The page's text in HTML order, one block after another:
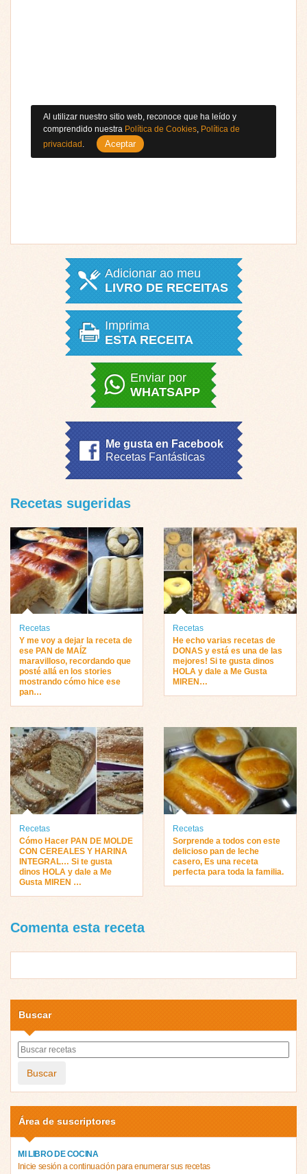
Adicionar ao meu
LIVRO DE RECEITAS
Imprima
ESTA RECEITA
Enviar por
WHATSAPP
Me gusta en Facebook
Recetas Fantásticas
Recetas sugeridas
Recetas
Y me voy a dejar la receta de
ese PAN de MAÍZ
maravilloso, recordando que
posté allá en los stories
mostrando cómo hice ese
pan…
Recetas
He echo varias recetas de
DONAS y está es una de las
mejores! Si te gusta dinos
HOLA y dale a Me Gusta
MIREN…
Recetas
Cómo Hacer PAN DE MOLDE
CON CEREALES Y HARINA
INTEGRAL… Si te gusta
dinos HOLA y dale a Me
Gusta MIREN …
Recetas
Sorprende a todos con este
delicioso pan de leche
casero, Es una receta
perfecta para toda la familia.
Comenta esta receta
Buscar
Buscar
Área de suscriptores
MI LIBRO DE COCINA
Inicie sesión a continuación para enumerar sus recetas
Al utilizar nuestro sitio web, reconoce que ha leído y
comprendido nuestra Política de Cookies Política de
privacidad
Aceptar